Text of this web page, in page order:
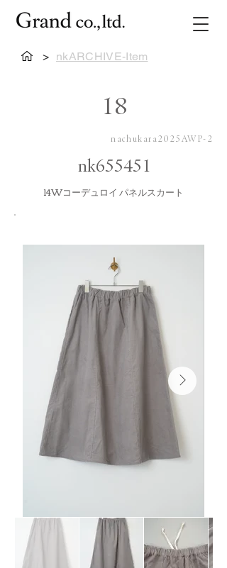
> nkARCHIVE-Item
18
nachukara2025AWP-2
nk655451
14Wコーデュロイ パネルスカート